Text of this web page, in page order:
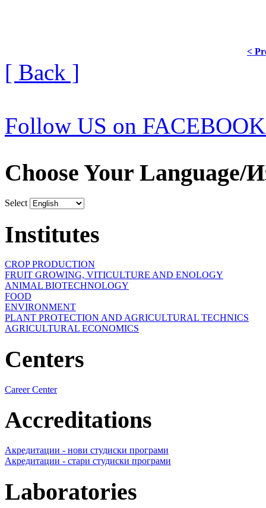
<
[ Back ]
Follow US on
Choose Your Language/
Select
Institutes
CROP PRODUCTION
FRUIT GROWING, VITICULTURE AND ENOLOGY
ANIMAL BIOTECHNOLOGY
FOOD
ENVIRONMENT
PLANT PROTECTION AND AGRICULTURAL TECHNICS
AGRICULTURAL ECONOMICS
Centers
Career Center
Accreditations
Акредитации - нови студиски програми
Акредитации - стари студиски програми
Laboratories